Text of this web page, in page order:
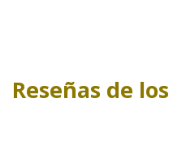
Reseñas de